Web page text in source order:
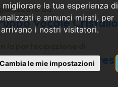
la tua esperienza di
e annunci mirati, per
i nostri visitatori.
Cambia le mie impostazioni
da
Vocale Cristallo
Coro Liberi Cantores